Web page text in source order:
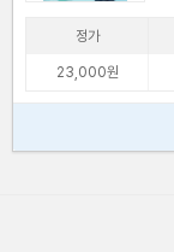
정가
23,000원